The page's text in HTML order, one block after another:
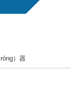
）器